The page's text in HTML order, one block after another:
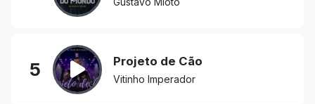
5 Projeto de Cão
Vitinho Imperador